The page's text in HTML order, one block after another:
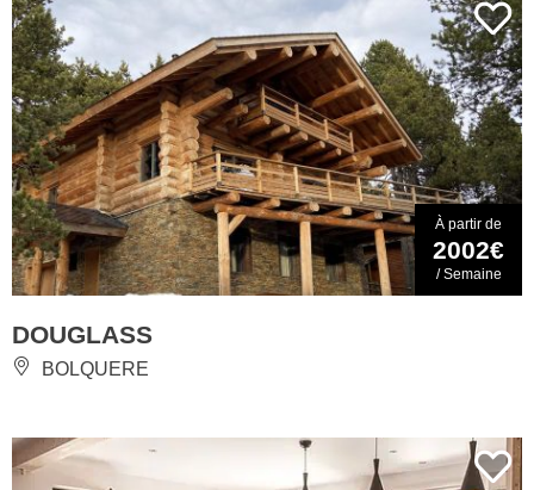
À partir de
2002€
/ Semaine
DOUGLASS
BOLQUERE